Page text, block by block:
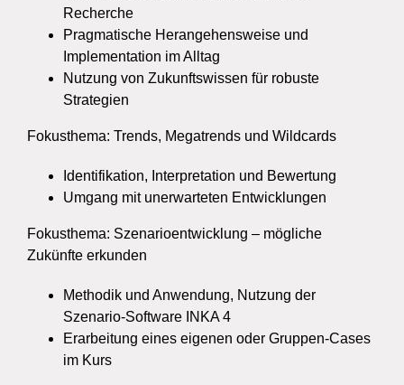
Recherche
Pragmatische Herangehensweise und
Implementation im Alltag
Nutzung von Zukunftswissen für robuste
Strategien
Fokusthema: Trends, Megatrends und Wildcards
Identifikation, Interpretation und Bewertung
Umgang mit unerwarteten Entwicklungen
Fokusthema: Szenarioentwicklung – mögliche
Zukünfte erkunden
Methodik und Anwendung, Nutzung der
Szenario-Software INKA 4
Erarbeitung eines eigenen oder Gruppen-Cases
im Kurs